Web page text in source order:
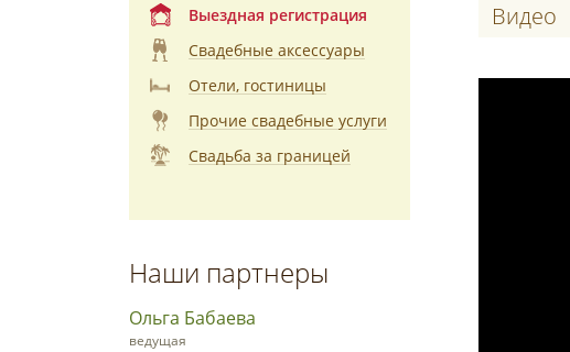
Видео
Выездная регистрация
Свадебные аксессуары
Отели, гостиницы
Прочие свадебные услуги
Свадьба за границей
Наши партнеры
Ольга Бабаева
ведущая